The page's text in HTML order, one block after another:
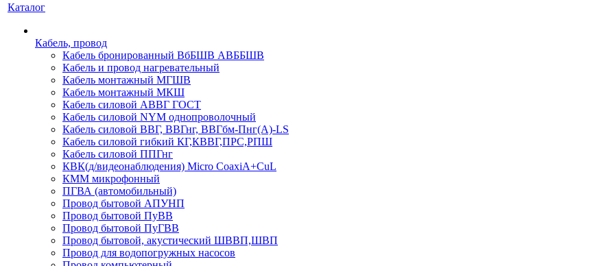
Каталог
Кабель, провод
Кабель бронированный ВбБШВ АВББШВ
Кабель и провод нагревательный
Кабель монтажный МГШВ
Кабель монтажный МКШ
Кабель силовой АВВГ ГОСТ
Кабель силовой NYM однопроволочный
Кабель силовой ВВГ, ВВГнг, ВВГбм-Пнг(А)-LS
Кабель силовой гибкий КГ,КВВГ,ПРС,РПШ
Кабель силовой ППГнг
КВК(д/видеонаблюдения) Micro CoaxiA+CuL
КММ микрофонный
ПГВА (автомобильный)
Провод бытовой АПУНП
Провод бытовой ПуВВ
Провод бытовой ПуГВВ
Провод бытовой, акустический ШВВП,ШВП
Провод для водопогружных насосов